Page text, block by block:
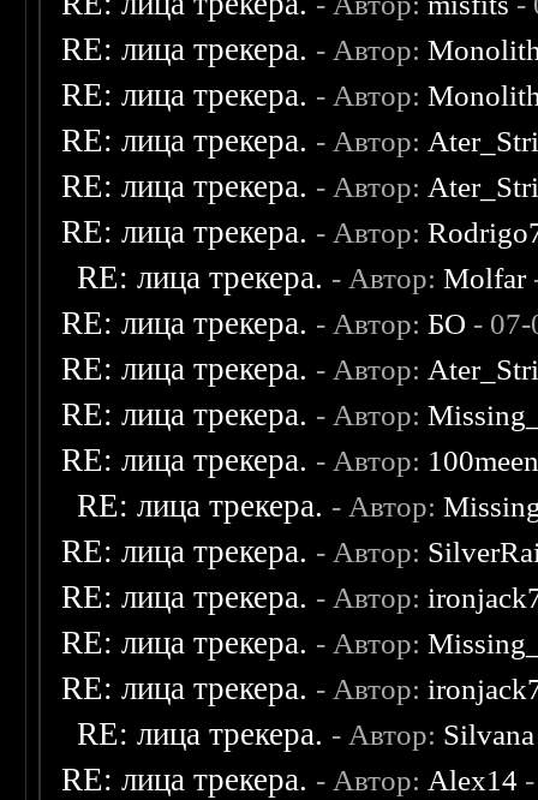
RE: лица трекера. - Автор:
RE: лица трекера. - Автор:
RE: лица трекера. - Автор:
RE: лица трекера. - Автор:
RE: лица трекера. - Автор:
RE: лица трекера. - Автор:Molfar
RE: лица трекера. - Автор: БО -
RE: лица трекера. - Автор:
RE: лица трекера. - Автор:
RE: лица трекера. - Автор:
RE: лица трекера. - Автор:
RE: лица трекера. - Автор:
RE: лица трекера. - Автор:
RE: лица трекера. - Автор:
RE: лица трекера. - Автор:
RE: лица трекера. - Автор: Silvana
RE: лица трекера. - Автор: Alex14